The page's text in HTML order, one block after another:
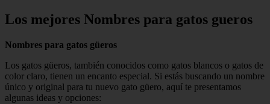
Los mejores Nombres para gatos gueros
Nombres para gatos güeros
Los gatos güeros, también conocidos como gatos blancos o gatos de
color claro, tienen un encanto especial. Si estás buscando un nombre
único y original para tu nuevo gato güero, aquí te presentamos
algunas ideas y opciones: